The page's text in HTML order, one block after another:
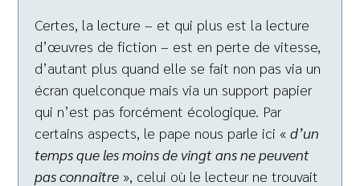
Certes, la lecture – et qui plus est la lecture
d’œuvres de fiction – est en perte de vitesse,
d’autant plus quand elle se fait non pas via un
écran quelconque mais via un support papier
qui n’est pas forcément écologique. Par
certains aspects, le pape nous parle ici «d’un
temps que les moins de vingt ans ne peuvent
pas connaître », celui où le lecteur ne trouvait